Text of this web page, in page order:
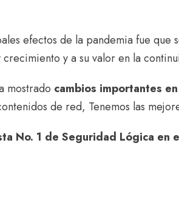
efectos de la pandemia fue
y a su valor en la
mostrado cambios importantes
de red, Tenemos las
No. 1 de Seguridad Lógica